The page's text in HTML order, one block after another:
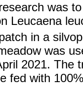
was
Leucaena
in a
was
2021. The
fed with